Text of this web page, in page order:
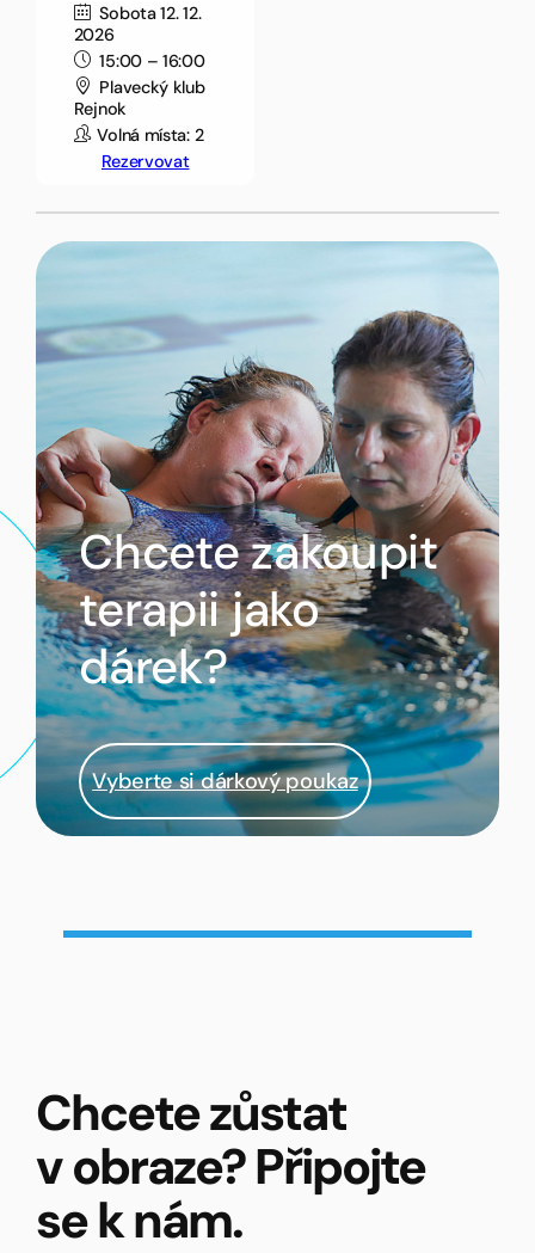
Sobota 12. 12.
2026
15:00 – 16:00
Plavecký klub
Rejnok
Volná místa: 2
Rezervovat
Chcete zakoupit
terapii jako
dárek?
Vyberte si dárkový poukaz
Chcete zůstat
v obraze? Připojte
se k nám.